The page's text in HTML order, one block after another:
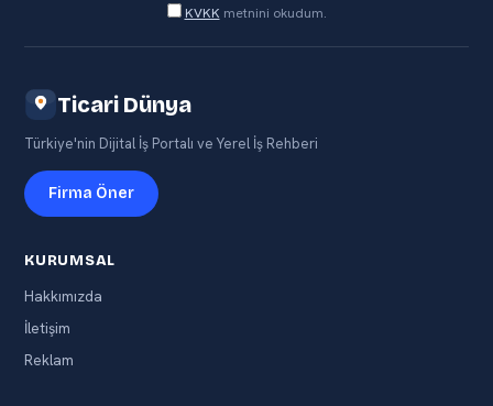
KVKK metnini okudum.
Ticari Dünya
Türkiye'nin Dijital İş Portalı ve Yerel İş Rehberi
Firma Öner
KURUMSAL
Hakkımızda
İletişim
Reklam